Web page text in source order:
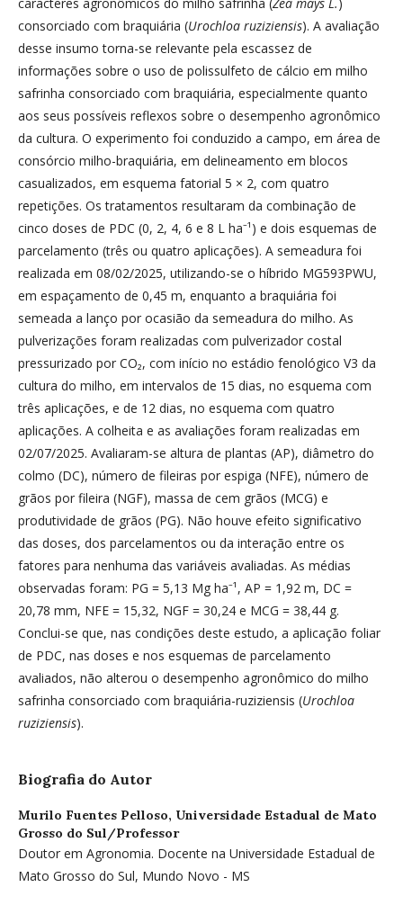
consorciado com braquiária (Urochloa ruziziensis). A avaliação
desse insumo torna-se relevante pela escassez de
informações sobre o uso de polissulfeto de cálcio em milho
safrinha consorciado com braquiária, especialmente quanto
aos seus possíveis reflexos sobre o desempenho agronômico
da cultura. O experimento foi conduzido a campo, em área de
consórcio milho-braquiária, em delineamento em blocos
casualizados, em esquema fatorial 5 × 2, com quatro
repetições. Os tratamentos resultaram da combinação de
cinco doses de PDC (0, 2, 4, 6 e 8 L ha⁻¹) e dois esquemas de
parcelamento (três ou quatro aplicações). A semeadura foi
realizada em 08/02/2025, utilizando-se o híbrido MG593PWU,
em espaçamento de 0,45 m, enquanto a braquiária foi
semeada a lanço por ocasião da semeadura do milho. As
pulverizações foram realizadas com pulverizador costal
pressurizado por CO₂, com início no estádio fenológico V3 da
cultura do milho, em intervalos de 15 dias, no esquema com
três aplicações, e de 12 dias, no esquema com quatro
aplicações. A colheita e as avaliações foram realizadas em
02/07/2025. Avaliaram-se altura de plantas (AP), diâmetro do
colmo (DC), número de fileiras por espiga (NFE), número de
grãos por fileira (NGF), massa de cem grãos (MCG) e
produtividade de grãos (PG). Não houve efeito significativo
das doses, dos parcelamentos ou da interação entre os
fatores para nenhuma das variáveis avaliadas. As médias
observadas foram: PG = 5,13 Mg ha⁻¹, AP = 1,92 m, DC =
20,78 mm, NFE = 15,32, NGF = 30,24 e MCG = 38,44 g.
Conclui-se que, nas condições deste estudo, a aplicação foliar
de PDC, nas doses e nos esquemas de parcelamento
avaliados, não alterou o desempenho agronômico do milho
safrinha consorciado com braquiária-ruziziensis (Urochloa
ruziziensis).
Biografia do Autor
Murilo Fuentes Pelloso, Universidade Estadual de Mato
Grosso do Sul/Professor
Doutor em Agronomia. Docente na Universidade Estadual de
Mato Grosso do Sul, Mundo Novo - MS